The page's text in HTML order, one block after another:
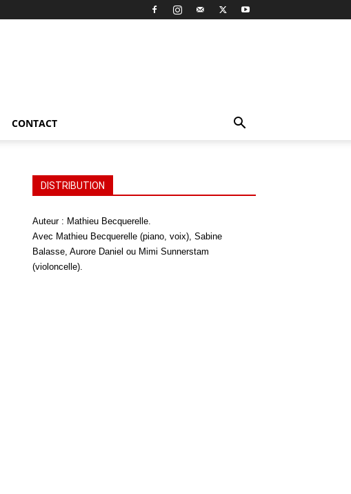
CONTACT
DISTRIBUTION
Auteur : Mathieu Becquerelle.
Avec Mathieu Becquerelle (piano, voix), Sabine
Balasse, Aurore Daniel ou Mimi Sunnerstam
(violoncelle).